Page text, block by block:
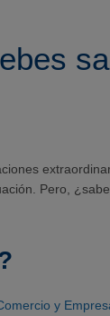
Pero,
y